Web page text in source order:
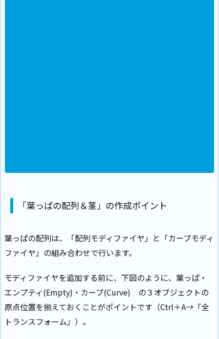
「葉っぱの配列＆茎」の作成ポイント
葉っぱの配列は、「配列モディファイヤ」と「カーブモディ
ファイヤ」の組み合わせで行います。
モディファイヤを追加する前に、下図のように、葉っぱ・
エンプティ(Empty)・カーブ(Curve) の３オブジェクトの
原点位置を揃えておくことがポイントです（Ctrl＋A→「全
トランスフォーム」）。